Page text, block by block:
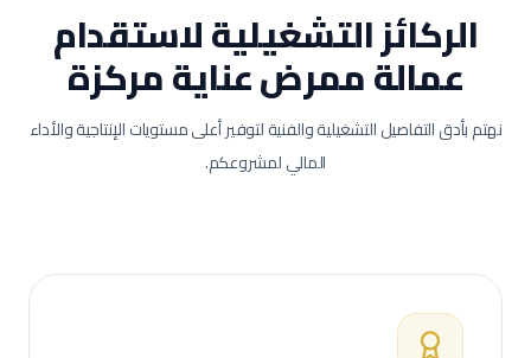
الركائز التشغيلية لاستقدام
عمالةممرض عناية مركزة
نهتم بأدق التفاصيل التشغيلية والفنية لتوفير أعلى مستويات الإنتاجية والأداء
المالي لمشروعكم.